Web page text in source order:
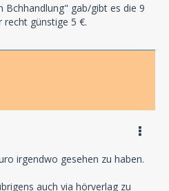
Bchhandlung" gab/gibt es die 9
recht günstige 5 €.
irgendwo gesehen zu haben.
auch via hörverlag zu